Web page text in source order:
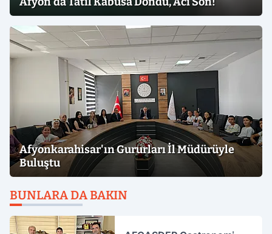
Afyonkarahisar'ın Gururları İl Müdürüyle
Buluştu
BUNLARA DA BAKIN